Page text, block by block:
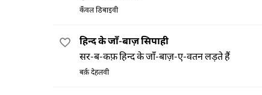
कँवल डिबाइवी
हिन्द के जाँ-बाज़ सिपाही
सर-ब-कफ़ हिन्द के जाँ-बाज़-ए-वतन लड़ते हैं
बर्क़ देहलवी